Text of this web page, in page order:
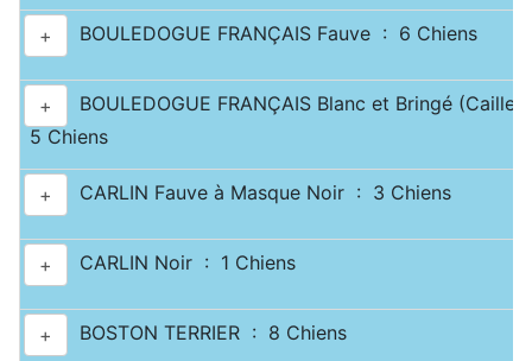
+ BOULEDOGUE FRANÇAIS Fauve : 6 Chiens
+
BOULEDOGUE FRANÇAIS Blanc et Bringé
5 Chiens
+ CARLIN Fauve à Masque Noir : 3 Chiens
+ CARLIN Noir : 1 Chiens
+ BOSTON TERRIER : 8 Chiens